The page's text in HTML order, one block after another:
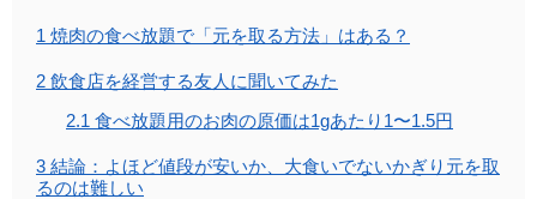
1 焼肉の食べ放題で「元を取る方法」はある？
2 飲食店を経営する友人に聞いてみた
2.1 食べ放題用のお肉の原価は1gあたり1〜1.5円
3 結論：よほど値段が安いか、大食いでないかぎり元を取
るのは難しい